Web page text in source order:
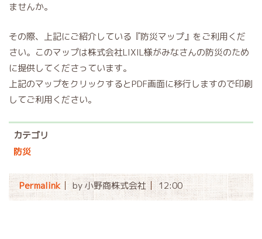
ませんか。
その際、上記にご紹介している『防災マップ』をご利用くだ
さい。このマップは株式会社LIXIL様がみなさんの防災のため
に提供してくださっています。
上記のマップをクリックするとPDF画面に移行しますので印刷
してご利用ください。
カテゴリ
防災
Permalink by 小野商株式会社 12:00